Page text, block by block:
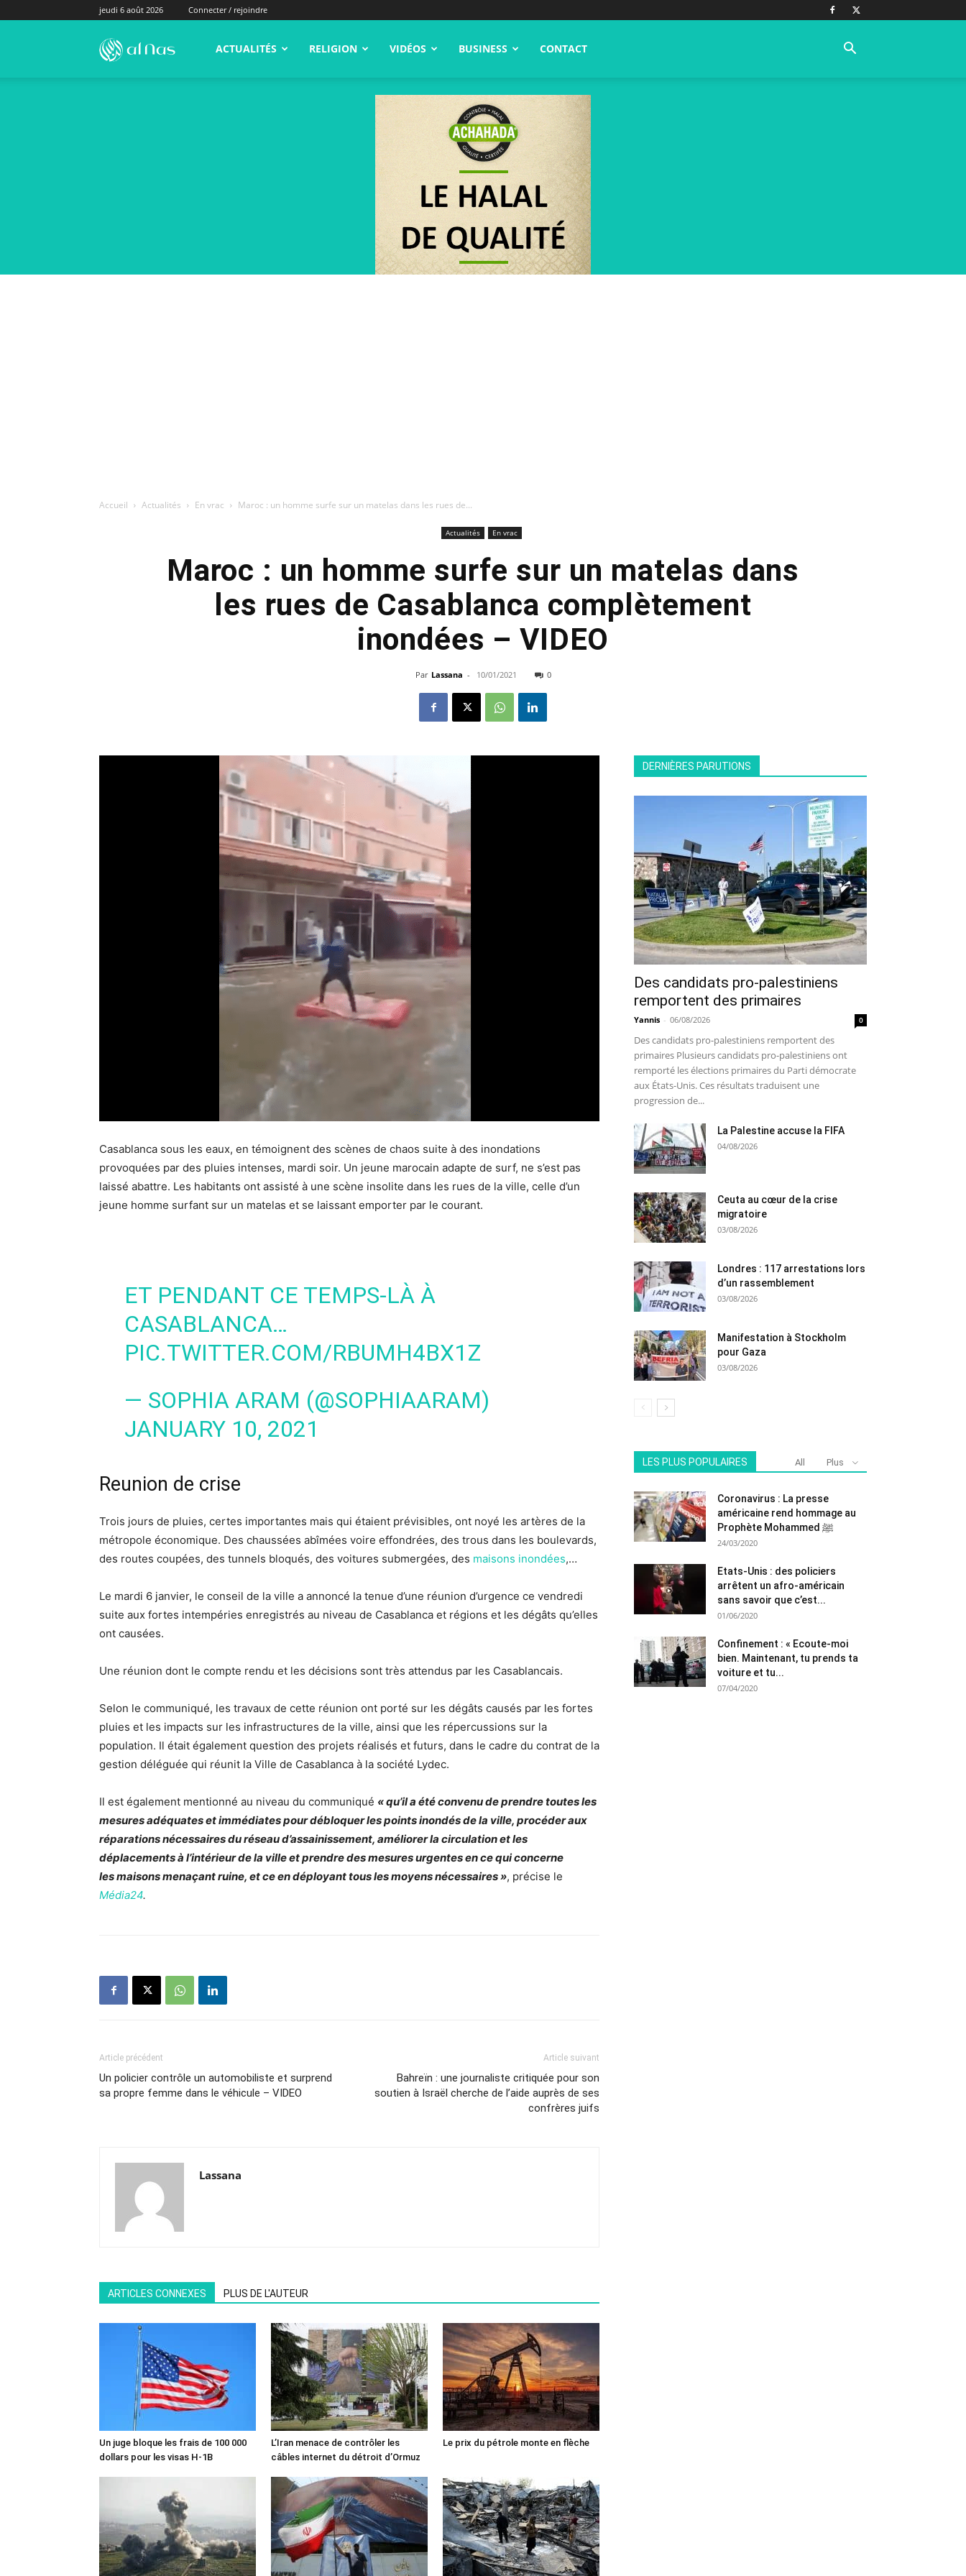
jeudi 6 août 2026 Connecter / rejoindre
alNas.fr ACTUALITÉS RELIGION VIDÉOS BUSINESS CONTACT
Accueil Actualités En vrac Maroc : un homme surfe sur un matelas dans les rues de...
Actualités En vrac
Maroc : un homme surfe sur un matelas dans
les rues de Casablanca complètement
inondées – VIDEO
Par Lassana - 10/01/2021 0
Casablanca sous les eaux, en témoignent des scènes de chaos suite à des inondations
provoquées par des pluies intenses, mardi soir. Un jeune marocain adapte de surf, ne s’est pas
laissé abattre. Les habitants ont assisté à une scène insolite dans les rues de la ville, celle d’un
jeune homme surfant sur un matelas et se laissant emporter par le courant.
ET PENDANT CE TEMPS-LÀ À
CASABLANCA…
PIC.TWITTER.COM/RBUMH4BX1Z
— SOPHIA ARAM (@SOPHIAARAM)
JANUARY 10, 2021
Reunion de crise
Trois jours de pluies, certes importantes mais qui étaient prévisibles, ont noyé les artères de la
métropole économique. Des chaussées abîmées voire effondrées, des trous dans les boulevards,
des routes coupées, des tunnels bloqués, des voitures submergées, des maisons inondées,…
Le mardi 6 janvier, le conseil de la ville a annoncé la tenue d’une réunion d’urgence ce vendredi
suite aux fortes intempéries enregistrés au niveau de Casablanca et régions et les dégâts qu’elles
ont causées.
Une réunion dont le compte rendu et les décisions sont très attendus par les Casablancais.
Selon le communiqué, les travaux de cette réunion ont porté sur les dégâts causés par les fortes
pluies et les impacts sur les infrastructures de la ville, ainsi que les répercussions sur la
population. Il était également question des projets réalisés et futurs, dans le cadre du contrat de la
gestion déléguée qui réunit la Ville de Casablanca à la société Lydec.
Il est également mentionné au niveau du communiqué « qu’il a été convenu de prendre toutes les
mesures adéquates et immédiates pour débloquer les points inondés de la ville, procéder aux
réparations nécessaires du réseau d’assainissement, améliorer la circulation et les
déplacements à l’intérieur de la ville et prendre des mesures urgentes en ce qui concerne
lesmaisons menaçant ruine, et ce en déployant tous les moyens nécessaires », précise le
Média24.
Article précédent
Un policier contrôle un automobiliste et surprend
sa propre femme dans le véhicule – VIDEO
Article suivant
Bahreïn : une journaliste critiquée pour son
soutien à Israël cherche de l’aide auprès de ses
confrères juifs
Lassana
ARTICLES CONNEXES PLUS DE L'AUTEUR
Un juge bloque les frais de 100 000
dollars pour les visas H-1B
L’Iran menace de contrôler les
câbles internet du détroit d’Ormuz
Le prix du pétrole monte en flèche
DERNIÈRES PARUTIONS
Des candidats pro-palestiniens
remportent des primaires
Yannis - 06/08/2026 0
Des candidats pro-palestiniens remportent des
primaires Plusieurs candidats pro-palestiniens ont
remporté les élections primaires du Parti démocrate
aux États-Unis. Ces résultats traduisent une
progression de...
La Palestine accuse la FIFA
04/08/2026
Ceuta au cœur de la crise
migratoire
03/08/2026
Londres : 117 arrestations lors
d’un rassemblement
03/08/2026
Manifestation à Stockholm
pour Gaza
03/08/2026
LES PLUS POPULAIRES All Plus
Coronavirus : La presse
américaine rend hommage au
Prophète Mohammed ﷺ
24/03/2020
Etats-Unis : des policiers
arrêtent un afro-américain
sans savoir que c’est...
01/06/2020
Confinement : « Ecoute-moi
bien. Maintenant, tu prends ta
voiture et tu...
07/04/2020